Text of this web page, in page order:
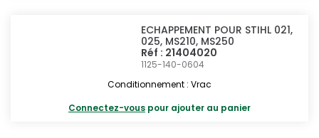
ECHAPPEMENT POUR STIHL 021,
025, MS210, MS250
Réf : 21404020
1125-140-0604
Conditionnement : Vrac
Connectez-vous pour ajouter au panier